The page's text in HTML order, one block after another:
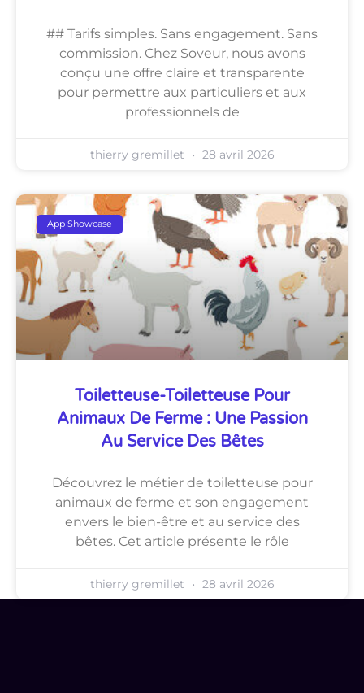
## Tarifs simples. Sans engagement. Sans
commission. Chez Soveur, nous avons
conçu une offre claire et transparente
pour permettre aux particuliers et aux
professionnels de
thierry gremillet 28 avril 2026
App Showcase
Toiletteuse-Toiletteuse Pour
Animaux De Ferme : Une Passion
Au Service Des Bêtes
Découvrez le métier de toiletteuse pour
animaux de ferme et son engagement
envers le bien-être et au service des
bêtes. Cet article présente le rôle
thierry gremillet 28 avril 2026